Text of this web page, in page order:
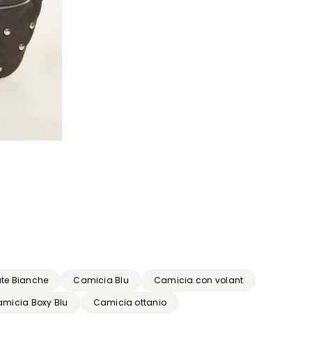
Bianche Camicia Blu
Camicia con volant
Boxy Blu Camicia ottanio